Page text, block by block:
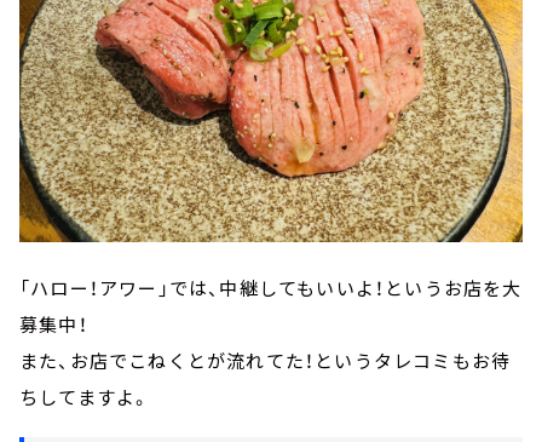
「ハロー！アワー」では、中継してもいいよ！というお店を大
募集中！
また、お店でこねくとが流れてた！というタレコミもお待
ちしてますよ。